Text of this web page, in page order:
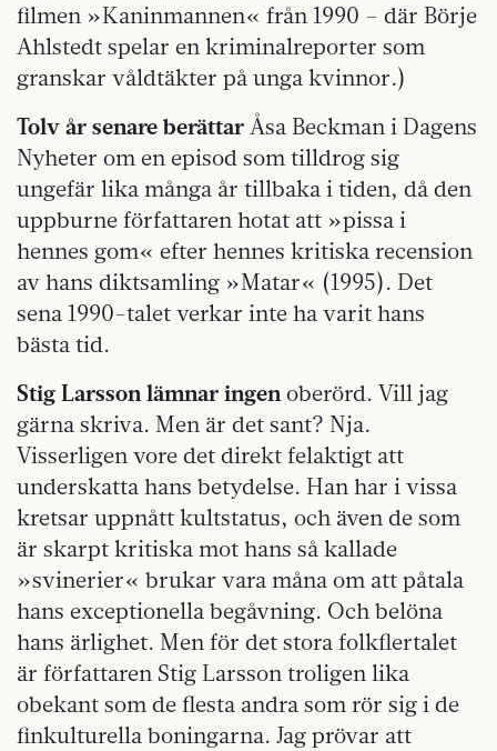
filmen »Kaninmannen« från 1990 – där Börje
Ahlstedt spelar en kriminalreporter som
granskar våldtäkter på unga kvinnor.)
Tolv år senare berättar Åsa Beckman i Dagens
Nyheter om en episod som tilldrog sig
ungefär lika många år tillbaka i tiden, då den
uppburne författaren hotat att »pissa i
hennes gom« efter hennes kritiska recension
av hans diktsamling »Matar« (1995). Det
sena 1990-talet verkar inte ha varit hans
bästa tid.
Stig Larsson lämnar ingenoberörd. Vill jag
gärna skriva. Men är det sant? Nja.
Visserligen vore det direkt felaktigt att
underskatta hans betydelse. Han har i vissa
kretsar uppnått kultstatus, och även de som
är skarpt kritiska mot hans så kallade
»svinerier« brukar vara måna om att påtala
hans exceptionella begåvning. Och belöna
hans ärlighet. Men för det stora folkflertalet
är författaren Stig Larsson troligen lika
obekant som de flesta andra som rör sig i de
finkulturella boningarna. Jag prövar att